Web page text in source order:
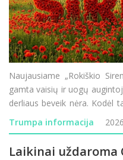
Naujausiame „Rokiškio
gamta vaisių ir uogų
derliaus beveik nėra. Kodėl
Rokiškio krašto ūkininkai?
Trumpa informacija
Laikinai